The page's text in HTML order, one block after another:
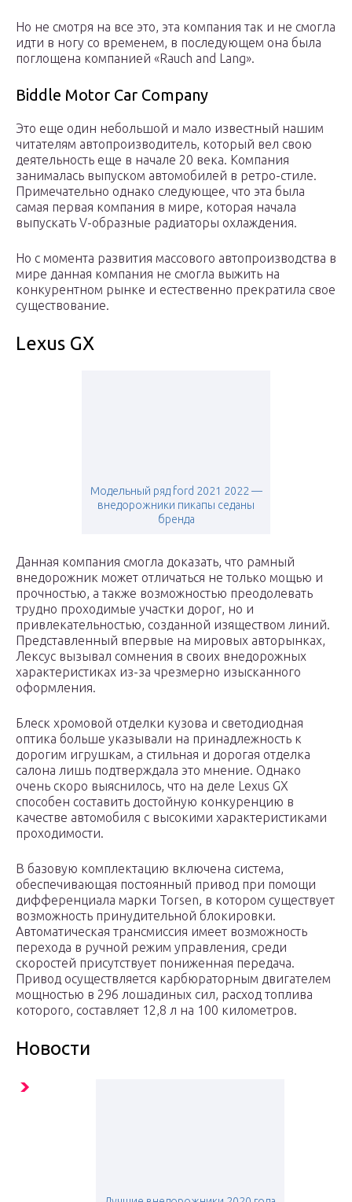
Но не смотря на все это, эта компания так и не смогла
идти в ногу со временем, в последующем она была
поглощена компанией «Rauch and Lang».
Biddle Motor Car Company
Это еще один небольшой и мало известный нашим
читателям автопроизводитель, который вел свою
деятельность еще в начале 20 века. Компания
занималась выпуском автомобилей в ретро-стиле.
Примечательно однако следующее, что эта была
самая первая компания в мире, которая начала
выпускать V-образные радиаторы охлаждения.
Но с момента развития массового автопроизводства в
мире данная компания не смогла выжить на
конкурентном рынке и естественно прекратила свое
существование.
Lexus GX
Модельный ряд ford 2021 2022 —
внедорожники пикапы седаны
бренда
Данная компания смогла доказать, что рамный
внедорожник может отличаться не только мощью и
прочностью, а также возможностью преодолевать
трудно проходимые участки дорог, но и
привлекательностью, созданной изяществом линий.
Представленный впервые на мировых авторынках,
Лексус вызывал сомнения в своих внедорожных
характеристиках из-за чрезмерно изысканного
оформления.
Блеск хромовой отделки кузова и светодиодная
оптика больше указывали на принадлежность к
дорогим игрушкам, а стильная и дорогая отделка
салона лишь подтверждала это мнение. Однако
очень скоро выяснилось, что на деле Lexus GX
способен составить достойную конкуренцию в
качестве автомобиля с высокими характеристиками
проходимости.
В базовую комплектацию включена система,
обеспечивающая постоянный привод при помощи
дифференциала марки Torsen, в котором существует
возможность принудительной блокировки.
Автоматическая трансмиссия имеет возможность
перехода в ручной режим управления, среди
скоростей присутствует пониженная передача.
Привод осуществляется карбюраторным двигателем
мощностью в 296 лошадиных сил, расход топлива
которого, составляет 12,8 л на 100 километров.
Новости